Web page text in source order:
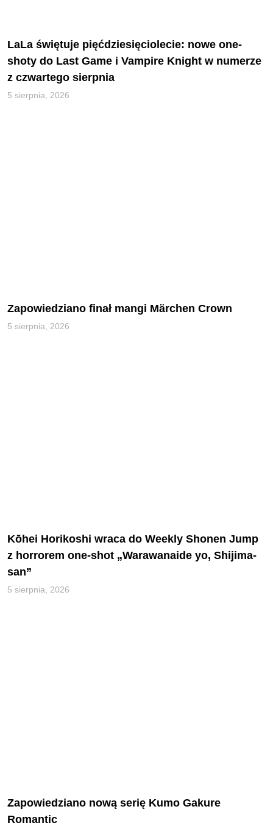
LaLa świętuje pięćdziesięciolecie: nowe one-
shoty do Last Game i Vampire Knight w numerze
z czwartego sierpnia
5 sierpnia, 2026
Zapowiedziano finał mangi Märchen Crown
5 sierpnia, 2026
Kōhei Horikoshi wraca do Weekly Shonen Jump
z horrorem one-shot „Warawanaide yo, Shijima-
san”
5 sierpnia, 2026
Zapowiedziano nową serię Kumo Gakure
Romantic